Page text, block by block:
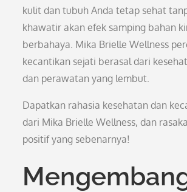
kulit dan tubuh Anda tetap sehat
khawatir akan efek samping bahan
berbahaya. Mika Brielle Wellness
kecantikan sejati berasal dari
dan perawatan yang lembut.
Dapatkan rahasia kesehatan dan
dari Mika Brielle Wellness, dan
positif yang sebenarnya!